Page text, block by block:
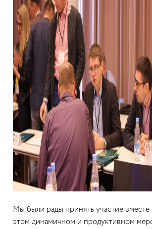
Мы были рады принять участие вместе
этом динамичном и продуктивном